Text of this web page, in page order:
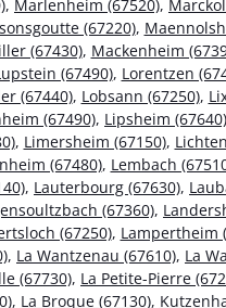
, Marlenheim (67520),
(67220),
(67430), Mackenheim
(67490), Lorentzen
(67440), Lobsann (67250),
(67490), Lipsheim (67640)
, Limersheim (67150),
(67480), Lembach
, Lauterbourg (67630),
(67360),
(67250), Lampertheim
, La Wantzenau (67610), La
(67730), La Petite-Pierre
, La Broque (67130),